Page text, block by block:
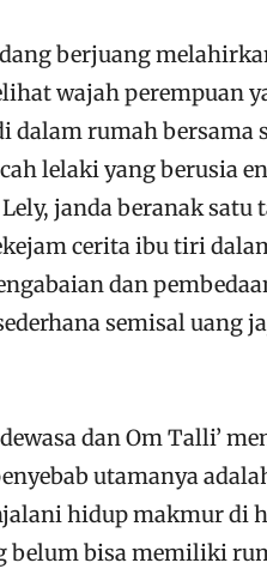
berjuang
wajah perempuan
dalam rumah bersama
lelaki yang berusia
janda beranak satu
cerita ibu tiri
dan
semisal uang
dan Om Talli’
utamanya
hidup makmur di
belum bisa memiliki